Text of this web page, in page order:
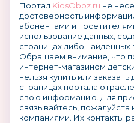
Портал KidsOboz.ru не
достоверность
абонентами и
использование данных,
страницах либо найденных
Обращаем внимание, что
интернет-магазином
нельзя купить или
страницах портала
свою информацию. Для
связывайтесь,
компаниями. Их контакты